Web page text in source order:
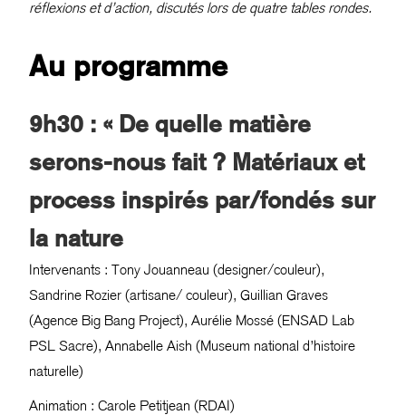
réflexions et d’action, discutés lors de quatre tables rondes.
Au programme
9h30 : « De quelle matière
serons-nous fait ? Matériaux et
process inspirés par/fondés sur
la nature
Intervenants : Tony Jouanneau (designer/couleur),
Sandrine Rozier (artisane/ couleur), Guillian Graves
(Agence Big Bang Project), Aurélie Mossé (ENSAD Lab
PSL Sacre), Annabelle Aish (Museum national d’histoire
naturelle)
Animation : Carole Petitjean (RDAI)